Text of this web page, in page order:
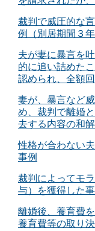
裁判で威圧的な
例（別居期間３年
夫が妻に暴言を
的に追い詰めた
認められ、全額
妻が、暴言など
め、裁判で離婚
去する内容の和
性格が合わない
事例
裁判によってモ
与）を獲得した
離婚後、養育費
養育費等の取り